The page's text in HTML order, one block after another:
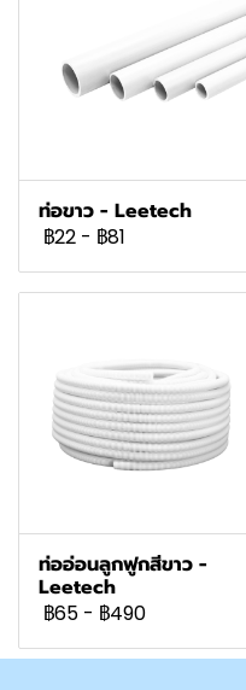
ท่อขาว - Leetech
฿22 - ฿81
ท่ออ่อนลูกฟูกสีขาว -
Leetech
฿65 - ฿490